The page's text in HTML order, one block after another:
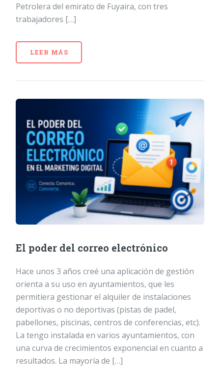
Petrolera del emirato de Fuyaira, con tres
trabajadores […]
LEER MÁS
El poder del correo electrónico
Hace unos 3 años creé una aplicación de gestión
orienta a su uso en ayuntamientos, que les
permitiera gestionar el alquiler de instalaciones
deportivas o no deportivas (pistas de padel,
pabellones, piscinas, centros de conferencias, etc).
La tengo instalada en varios ayuntamientos, con
una curva de crecimientos exponencial en cuanto a
resultados. La mayoría de […]